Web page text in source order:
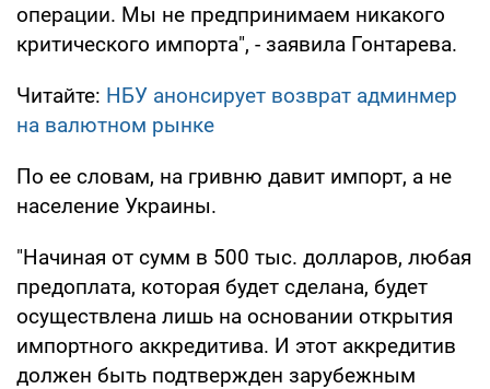
операции. Мы не предпринимаем никакого
критического импорта", - заявила Гонтарева.
Читайте: НБУ анонсирует возврат админмер
на валютном рынке
По ее словам, на гривню давит импорт, а не
население Украины.
"Начиная от сумм в 500 тыс. долларов, любая
предоплата, которая будет сделана, будет
осуществлена лишь на основании открытия
импортного аккредитива. И этот аккредитив
должен быть подтвержден зарубежным